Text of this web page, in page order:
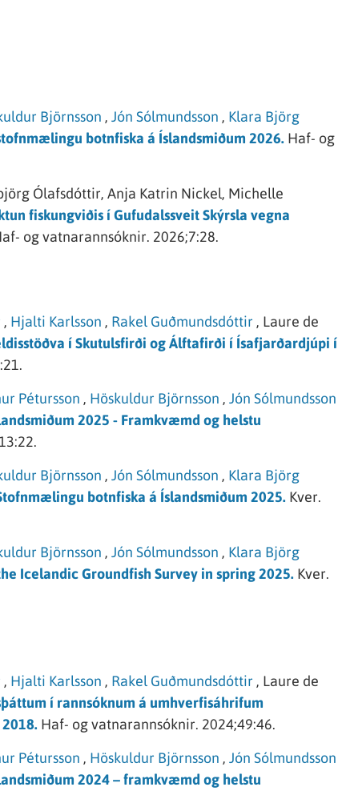
Björnsson , Jón Sólmundsson , Klara Björg
botnfiska á Íslandsmiðum 2026. Haf- og
Ólafsdóttir, Anja Katrin Nickel, Michelle
fiskungviðis í Gufudalssveit Skýrsla vegna
og vatnarannsóknir. 2026;7:28.
, Hjalti Karlsson , Rakel Guðmundsdóttir , Laure de
í Skutulsfirði og Álftafirði í Ísafjarðardjúpi í
Pétursson , Höskuldur Björnsson , Jón Sólmundsson
2025 - Framkvæmd og helstu
Björnsson , Jón Sólmundsson , Klara Björg
botnfiska á Íslandsmiðum 2025. Kver.
Björnsson , Jón Sólmundsson , Klara Björg
Icelandic Groundfish Survey in spring 2025. Kver.
, Hjalti Karlsson , Rakel Guðmundsdóttir , Laure de
í rannsóknum á umhverfisáhrifum
Haf- og vatnarannsóknir. 2024;49:46.
Pétursson , Höskuldur Björnsson , Jón Sólmundsson
2024 – framkvæmd og helstu